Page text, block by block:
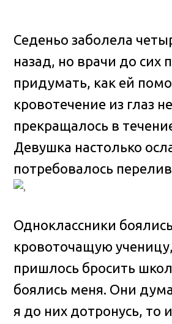
Седеньо заболела
назад, но врачи до сих
придумать, как ей
кровотечение из глаз не
прекращалось в
Девушка настолько
потребовалось
Одноклассники
кровоточащую
пришлось бросить
боялись меня. Они
я до них дотронусь, то